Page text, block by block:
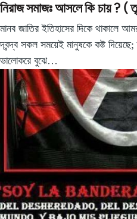
নিরাজ সমাজঃ আসলে কি চায় ? (
মানব জাতির ইতিহাসের দিকে থাকালে
দ্বন্দ্ব সকল সময়েই মানুষকে কষ্ট
ভালোকরে বুঝে…